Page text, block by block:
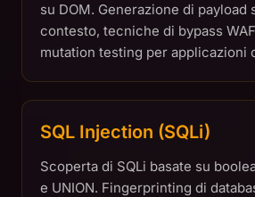
su DOM. Generazione di payload
contesto, tecniche di bypass
mutation testing per applicazioni
SQL Injection (SQLi)
Scoperta di SQLi basate su
e UNION. Fingerprinting di